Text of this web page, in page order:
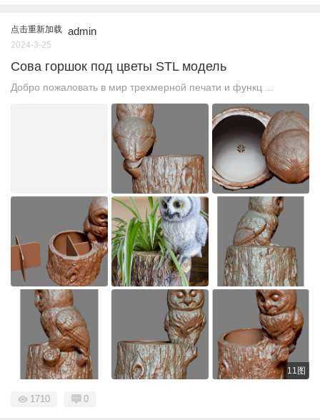
点击重新加载 admin
2024-3-25
Сова горшок под цветы STL модель
Добро пожаловать в мир трехмерной печати и функц ...
11图
1710 0